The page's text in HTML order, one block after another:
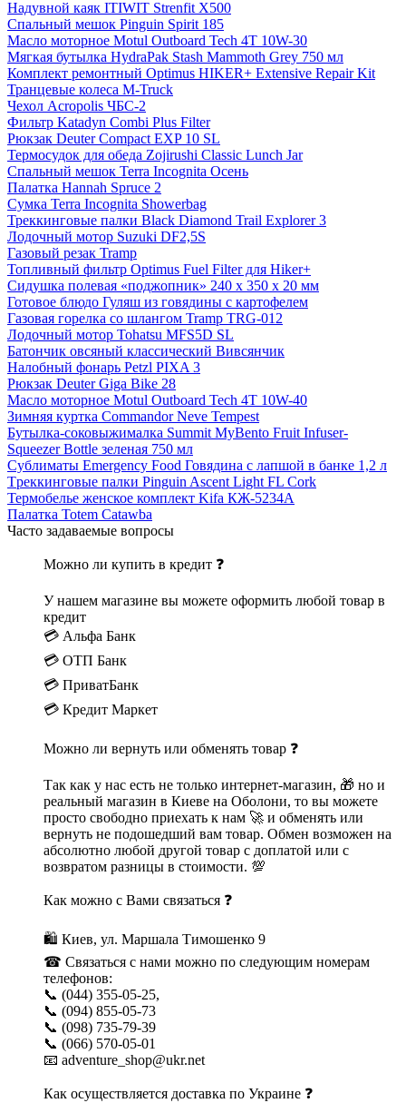
Надувной каяк ITIWIT Strenfit X500
Спальный мешок Pinguin Spirit 185
Масло моторное Motul Outboard Tech 4T 10W-30
Мягкая бутылка HydraPak Stash Mammoth Grey 750 мл
Комплект ремонтный Optimus HIKER+ Extensive Repair Kit
Транцевые колеса M-Truck
Чехол Acropolis ЧБС-2
Фильтр Katadyn Combi Plus Filter
Рюкзак Deuter Compact EXP 10 SL
Термосудок для обеда Zojirushi Classic Lunch Jar
Спальный мешок Terra Incognita Осень
Палатка Hannah Spruce 2
Сумка Terra Incognita Showerbag
Треккинговые палки Black Diamond Trail Explorer 3
Лодочный мотор Suzuki DF2,5S
Газовый резак Tramp
Топливный фильтр Optimus Fuel Filter для Hiker+
Сидушка полевая «поджопник» 240 x 350 х 20 мм
Готовое блюдо Гуляш из говядины с картофелем
Газовая горелка со шлангом Tramp TRG-012
Лодочный мотор Tohatsu MFS5D SL
Батончик овсяный классический Вивсянчик
Налобный фонарь Petzl PIXA 3
Рюкзак Deuter Giga Bike 28
Масло моторное Motul Outboard Tech 4T 10W-40
Зимняя куртка Commandor Neve Tempest
Бутылка-соковыжималка Summit MyBento Fruit Infuser-
Squeezer Bottle зеленая 750 мл
Сублиматы Emergency Food Говядина с лапшой в банке 1,2 л
Tреккинговые палки Pinguin Ascent Light FL Cork
Термобелье женское комплект Kifa КЖ-5234А
Палатка Totem Catawba
Часто задаваемые вопросы
Можно ли купить в кредит ❓
У нашем магазине вы можете оформить любой товар в
кредит
💳 Альфа Банк
💳 ОТП Банк
💳 ПриватБанк
💳 Кредит Маркет
Можно ли вернуть или обменять товар ❓
Так как у нас есть не только интернет-магазин, 🎁 но и
реальный магазин в Киеве на Оболони, то вы можете
просто свободно приехать к нам 🚀 и обменять или
вернуть не подошедший вам товар. Обмен возможен на
абсолютно любой другой товар с доплатой или с
возвратом разницы в стоимости. 💯
Как можно с Вами связаться ❓
🛍 Киев, ул. Маршала Тимошенко 9
☎ Связаться с нами можно по следующим номерам
телефонов:
📞 (044) 355-05-25,
📞 (094) 855-05-73
📞 (098) 735-79-39
📞 (066) 570-05-01
📧 adventure_shop@ukr.net
Как осуществляется доставка по Украине ❓